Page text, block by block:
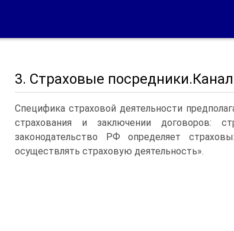
3. Страховые
Специфика страховой деятельности
страхования и заключении договоров:
законодательство РФ определяет
осуществлять страховую деятельность».